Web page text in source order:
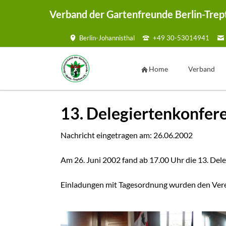
Verband der Gartenfreunde Berlin-
Berlin-Johannisthal +49 30-53014941
Home Verband
13.
Nachricht eingetragen am: 26.06.2002
Am 26. Juni 2002 fand ab 17.00 Uhr die 13.
Einladungen mit Tagesordnung wurden den